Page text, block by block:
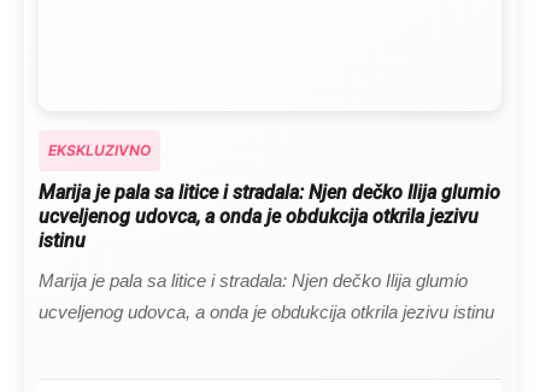
EKSKLUZIVNO
Marija je pala sa litice i stradala: Njen dečko Ilija glumio
ucveljenog udovca, a onda je obdukcija otkrila jezivu
istinu
Marija je pala sa litice i stradala: Njen dečko Ilija glumio
ucveljenog udovca, a onda je obdukcija otkrila jezivu istinu